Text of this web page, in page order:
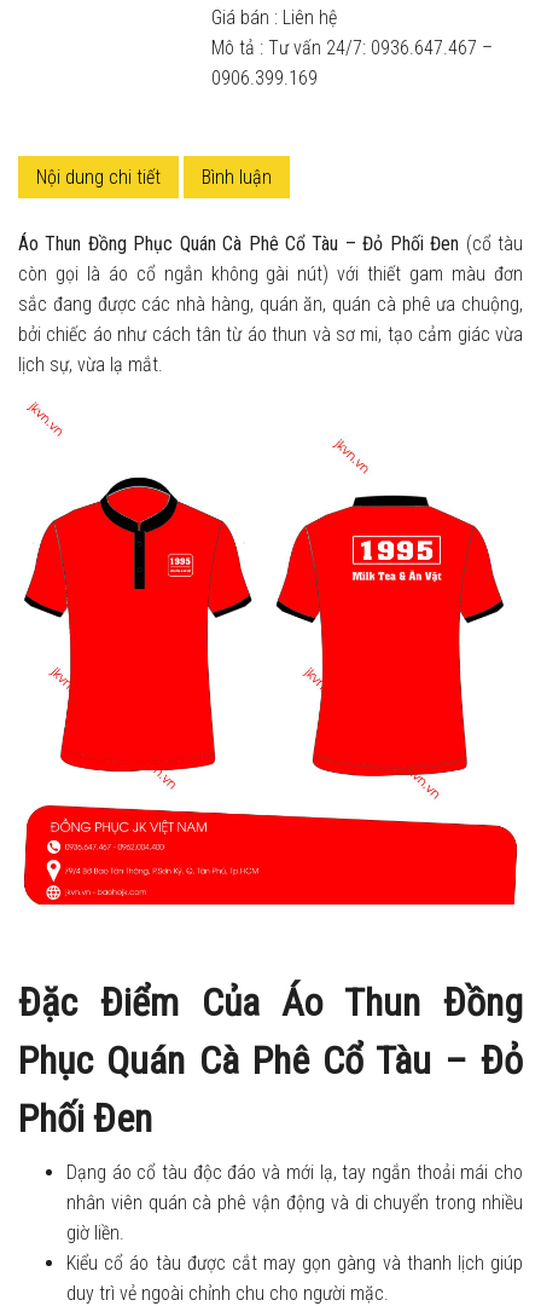
Giá bán : Liên hệ
Mô tả : Tư vấn 24/7: 0936.647.467 –
0906.399.169
Nội dung chi tiết Bình luận
Áo Thun Đồng Phục Quán Cà Phê Cổ Tàu – Đỏ Phối Đen (cổ tàu
còn gọi là áo cổ ngắn không gài nút) với thiết gam màu đơn
sắc đang được các nhà hàng, quán ăn, quán cà phê ưa chuộng,
bởi chiếc áo như cách tân từ áo thun và sơ mi, tạo cảm giác vừa
lịch sự, vừa lạ mắt.
Đặc Điểm Của Áo Thun Đồng
Phục Quán Cà Phê Cổ Tàu – Đỏ
Phối Đen
Dạng áo cổ tàu độc đáo và mới lạ, tay ngắn thoải mái cho
nhân viên quán cà phê vận động và di chuyển trong nhiều
giờ liền.
Kiểu cổ áo tàu được cắt may gọn gàng và thanh lịch giúp
duy trì vẻ ngoài chỉnh chu cho người mặc.